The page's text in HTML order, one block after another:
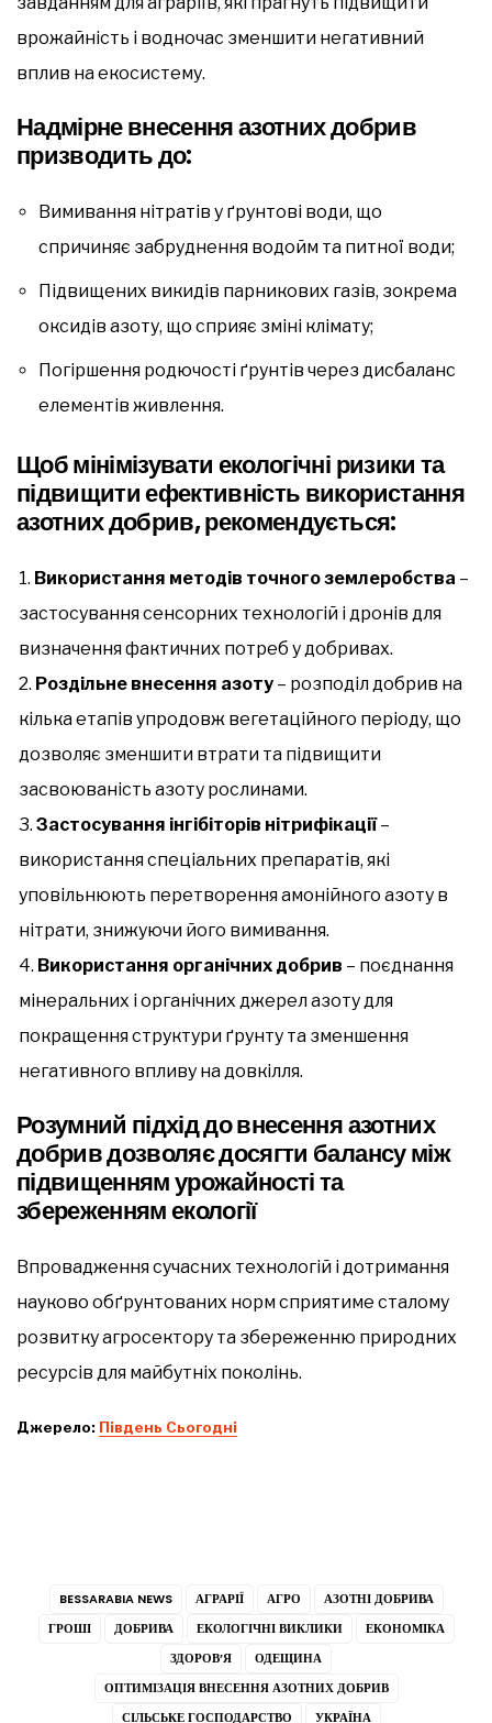
врожайність і водночас зменшити негативний
вплив на екосистему.
Надмірне внесення азотних добрив
призводить до:
Вимивання нітратів у ґрунтові води, що
спричиняє забруднення водойм та питної води;
Підвищених викидів парникових газів, зокрема
оксидів азоту, що сприяє зміні клімату;
Погіршення родючості ґрунтів через дисбаланс
елементів живлення.
Щоб мінімізувати екологічні ризики та
підвищити ефективність використання
азотних добрив, рекомендується:
Використання методів точного землеробства –
застосування сенсорних технологій і дронів для
визначення фактичних потреб у добривах.
Роздільне внесення азоту – розподіл добрив на
кілька етапів упродовж вегетаційного періоду, що
дозволяє зменшити втрати та підвищити
засвоюваність азоту рослинами.
Застосування інгібіторів нітрифікації–
використання спеціальних препаратів, які
уповільнюють перетворення амонійного азоту в
нітрати, знижуючи його вимивання.
Використання органічних добрив – поєднання
мінеральних і органічних джерел азоту для
покращення структури ґрунту та зменшення
негативного впливу на довкілля.
Розумний підхід до внесення азотних
добрив дозволяє досягти балансу між
підвищенням урожайності та
збереженням екології
Впровадження сучасних технологій і дотримання
науково обґрунтованих норм сприятиме сталому
розвитку агросектору та збереженню природних
ресурсів для майбутніх поколінь.
Джерело: Південь Сьогодні
BESSARABIA NEWS АГРАРІЇ АГРО
АЗОТНІ ДОБРИВА
ГРОШІ
ДОБРИВА ЕКОЛОГІЧНІ ВИКЛИКИ
ЕКОНОМІКА
ЗДОРОВ’Я
ОДЕЩИНА
ОПТИМІЗАЦІЯ ВНЕСЕННЯ АЗОТНИХ ДОБРИВ
СІЛЬСЬКЕ ГОСПОДАРСТВО
УКРАЇНА